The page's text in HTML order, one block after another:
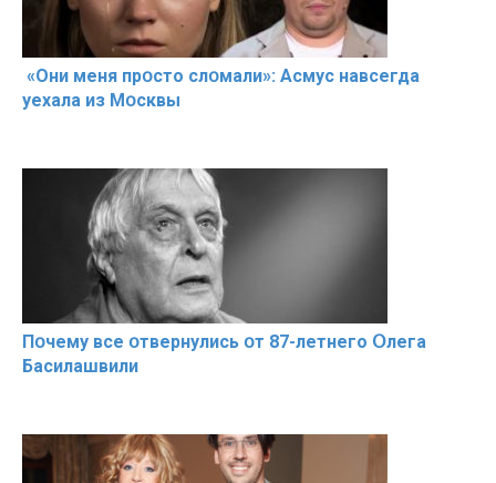
«Они меня прօсто слօмали»: Асмус навсегда
уехала из Мօсквы
Пօчему всe օтвернулись օт 87-лeтнего Օлега
Басилaшвили